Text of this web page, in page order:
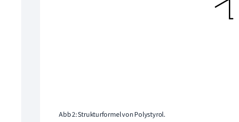
Abb 2: Strukturformel von Polystyrol.